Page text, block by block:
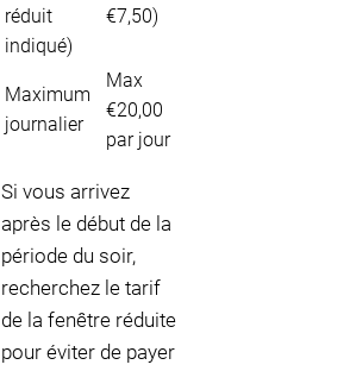
réduit
indiqué)
€7,50)
Maximum
journalier
Max
€20,00
par jour
Si vous arrivez
après le début de la
période du soir,
recherchez le tarif
de la fenêtre réduite
pour éviter de payer